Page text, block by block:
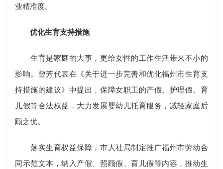
业精准度。
优化生育支持措施
生育是家庭的大事，更给女性的工作生活带来不小的
影响。曾芳代表在《关于进一步完善和优化福州市生育支
持措施的建议》中提出，保障女职工的产假、护理假、育
儿假等合法权益，大力发展婴幼儿托育服务，减轻家庭后
顾之忧。
落实生育权益保障，市人社局制定推广福州市劳动合
同示范文本，纳入产假、照顾假、育儿假等内容，推动生